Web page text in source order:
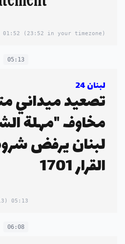
01:52 (23:52 in your timezone)
05:13
لبنان 24
تصعيد ميداني
مخاوف "مهلة
لبنان يرفض
القرار 1701
05:13
(03:13 in your timezone)
06:08